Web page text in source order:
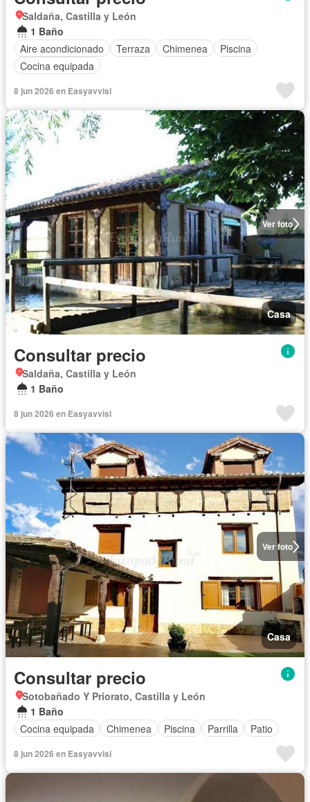
Saldaña, Castilla y León
1 Baño
Aire acondicionado
Terraza Chimenea
Piscina
Cocina equipada
8 jun 2026 en Easyavvisi
Ver foto
Casa
Consultar precio
Saldaña, Castilla y León
1 Baño
8 jun 2026 en Easyavvisi
Ver foto
Casa
Consultar precio
Sotobañado Y Priorato, Castilla y León
1 Baño
Cocina equipada
Chimenea Piscina Parrilla Patio
8 jun 2026 en Easyavvisi